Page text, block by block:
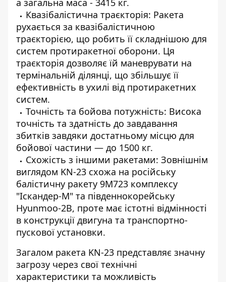
Квазібалістична траєкторія: Ракета
рухається за квазібалістичною
траєкторією, що робить її складнішою для
систем протиракетної оборони. Ця
траєкторія дозволяє їй маневрувати на
термінальній ділянці, що збільшує її
ефективність в ухилі від протиракетних
систем.
Точність та бойова потужність: Висока
точність та здатність до завдавання
збитків завдяки достатньому місцю для
бойової частини — до 1500 кг.
Схожість з іншими ракетами: Зовнішнім
виглядом KN-23 схожа на російську
балістичну ракету 9М723 комплексу
"Іскандер-М" та південнокорейську
Hyunmoo-2B, проте має істотні відмінності
в конструкції двигуна та транспортно-
пускової установки.
Загалом ракета KN-23 представляє значну
загрозу через свої технічні
характеристики та можливість